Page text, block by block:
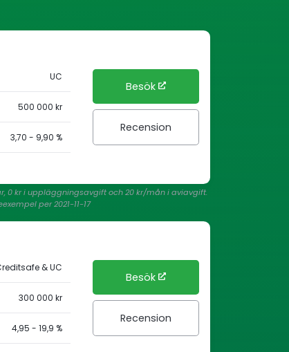
UC
500 000 kr
3,70 - 9,90 %
Recension
Besök
0 kr i uppläggningsavgift och 20 kr/mån i aviavgift.
per 2021-11-17
& UC
300 000 kr
4,95 - 19,9 %
Recension
Besök